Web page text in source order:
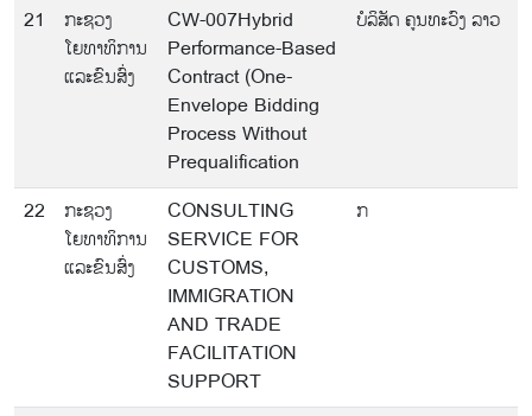
21
ກະຊວງ
ໂຍທາທິການ
ແລະຂົນສົ່ງ
CW-007Hybrid
Performance-Based
Contract (One-
Envelope Bidding
Process Without
Prequalification
ບໍລິສັດ ຄູນທະວົງ ລາວ
22
ກະຊວງ
ໂຍທາທິການ
ແລະຂົນສົ່ງ
CONSULTING
SERVICE FOR
CUSTOMS,
IMMIGRATION
AND TRADE
FACILITATION
SUPPORT
ກ